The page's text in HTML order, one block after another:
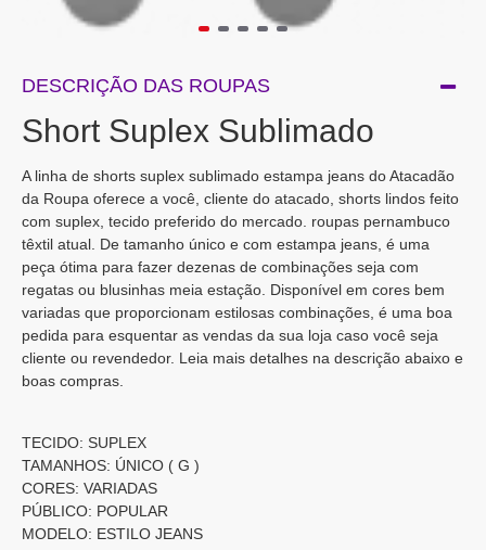
DESCRIÇÃO DAS ROUPAS
Short Suplex Sublimado
A linha de shorts suplex sublimado estampa jeans do Atacadão
da Roupa oferece a você, cliente do atacado, shorts lindos feito
com suplex, tecido preferido do mercado. roupas pernambuco
têxtil atual. De tamanho único e com estampa jeans, é uma
peça ótima para fazer dezenas de combinações seja com
regatas ou blusinhas meia estação. Disponível em cores bem
variadas que proporcionam estilosas combinações, é uma boa
pedida para esquentar as vendas da sua loja caso você seja
cliente ou revendedor. Leia mais detalhes na descrição abaixo e
boas compras.
TECIDO: SUPLEX
TAMANHOS: ÚNICO ( G )
CORES: VARIADAS
PÚBLICO: POPULAR
MODELO: ESTILO JEANS